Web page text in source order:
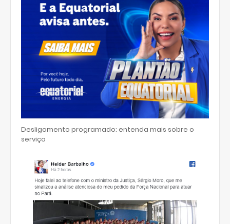
Desligamento programado: entenda mais sobre o
serviço